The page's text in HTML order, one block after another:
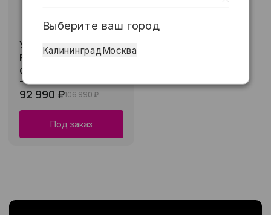
Умные часы Garmin
Fenix 8 51mm Sapphire
Carbon Gray (DLC
Titanium)
92 990 ₽106 990 ₽
Под заказ
Выберите ваш город
КалининградМосква